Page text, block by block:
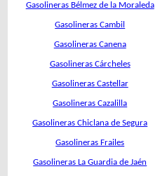
Gasolineras Bélmez de la Moraleda
Gasolineras Cambil
Gasolineras Canena
Gasolineras Cárcheles
Gasolineras Castellar
Gasolineras Cazalilla
Gasolineras Chiclana de Segura
Gasolineras Frailes
Gasolineras La Guardia de Jaén